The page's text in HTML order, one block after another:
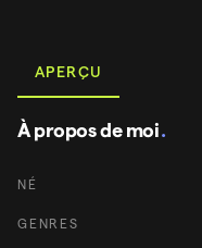
APERÇU
À propos de moi.
NÉ
GENRES